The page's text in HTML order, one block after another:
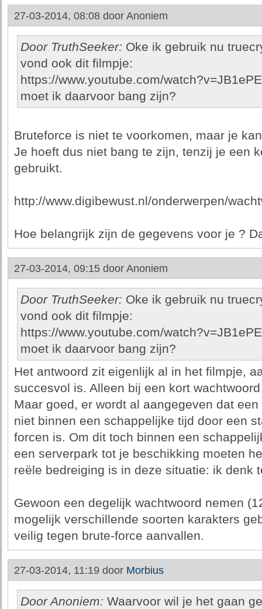
27-03-2014, 08:08 door Anoniem
Door TruthSeeker: Oke ik gebruik nu
vond ook dit filmpje:
https://www.youtube.com/
moet ik daarvoor bang zijn?
Bruteforce is niet te voorkomen, maar je
Je hoeft dus niet bang te zijn, tenzij je een
gebruikt.
http://www.digibewust.nl/onderwerpen/
Hoe belangrijk zijn de gegevens voor je ?
27-03-2014, 09:15 door Anoniem
Door TruthSeeker: Oke ik gebruik nu
vond ook dit filmpje:
https://www.youtube.com/
moet ik daarvoor bang zijn?
Het antwoord zit eigenlijk al in het filmpje,
succesvol is. Alleen bij een kort
Maar goed, er wordt al aangegeven dat
niet binnen een schappelijke tijd door een
forcen is. Om dit toch binnen een
een serverpark tot je beschikking moeten
reële bedreiging is in deze situatie: ik denk
Gewoon een degelijk wachtwoord nemen
mogelijk verschillende soorten karakters
veilig tegen brute-force aanvallen.
27-03-2014, 11:19 door Morbius
Door Anoniem: Waarvoor wil je het gaan